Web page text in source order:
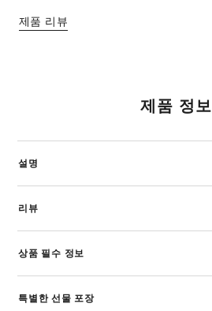
제품 리뷰
제품 정보
설명
리뷰
상품 필수 정보
특별한 선물 포장